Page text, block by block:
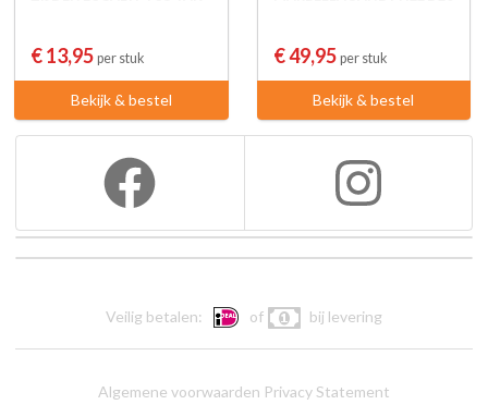
€ 13,95 per stuk
Bekijk & bestel
€ 49,95 per stuk
Bekijk & bestel
Veilig betalen: of bij levering
Algemene voorwaarden Privacy Statement